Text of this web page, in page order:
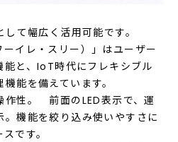
て幅広く活用可能です。
イレ・スリー）」はユーザー
能と、IoT時代にフレキシブル
能を備えています。
性。 前面のLED表示で、運
機能を絞り込み使いやすさに
です。